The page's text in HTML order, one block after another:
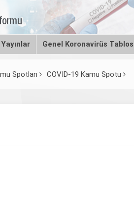
Yayınlar Genel Koronavirüs
Spotları COVID-19 Kamu Spotu